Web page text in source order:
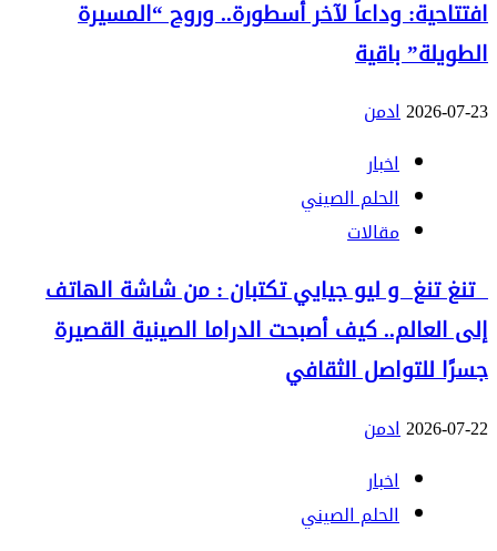
افتتاحية: وداعاً لآخر أسطورة.. وروح “المسيرة
الطويلة” باقية
2026-07-23ادمن
اخبار
الحلم الصيني
مقالات
تنغ تنغ و ليو جيايي تكتبان : من شاشة الهاتف
إلى العالم.. كيف أصبحت الدراما الصينية القصيرة
جسرًا للتواصل الثقافي
2026-07-22ادمن
اخبار
الحلم الصيني